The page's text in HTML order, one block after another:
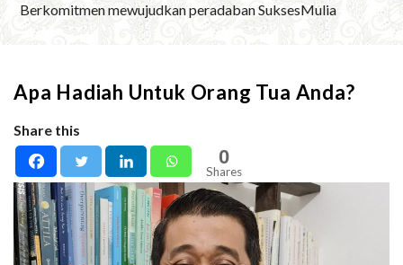
Berkomitmen mewujudkan peradaban SuksesMulia
Apa Hadiah Untuk Orang Tua Anda?
Share this
0
Shares